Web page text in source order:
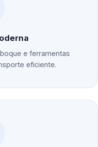
e ferramentas
eficiente.